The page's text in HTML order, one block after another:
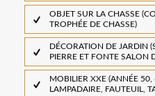
OBJET SUR LA CHASSE
TROPHÉE DE CHASSE)
DÉCORATION DE JARDIN
PIERRE ET FONTE SALON
MOBILIER XXE (ANNÉE
LAMPADAIRE, FAUTEUIL,